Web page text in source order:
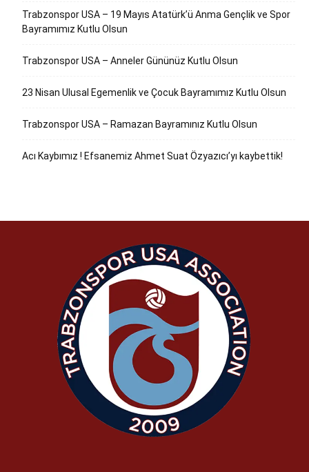
Trabzonspor USA – 19 Mayıs Atatürk’ü Anma Gençlik ve Spor
Bayramımız Kutlu Olsun
Trabzonspor USA – Anneler Gününüz Kutlu Olsun
23 Nisan Ulusal Egemenlik ve Çocuk Bayramımız Kutlu Olsun
Trabzonspor USA – Ramazan Bayramınız Kutlu Olsun
Acı Kaybımız ! Efsanemiz Ahmet Suat Özyazıcı’yı kaybettik!